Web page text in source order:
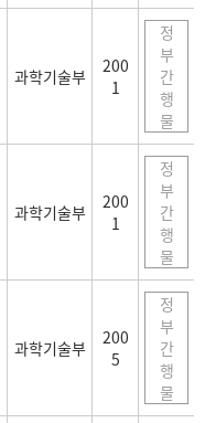
과학기술부
200
1
정
부
간
행
물
과학기술부
200
1
정
부
간
행
물
과학기술부
200
5
정
부
간
행
물